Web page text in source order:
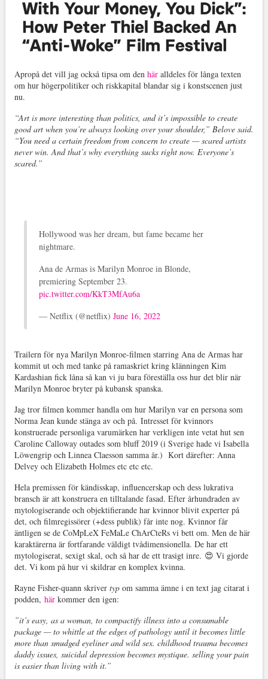
Apropå det vill jag också tipsa om den häralldeles för långa texten
om hur högerpolitiker och riskkapital blandar sig i konstscenen just
nu.
“Art is more interesting than politics, and it’s impossible to create
good art when you’re always looking over your shoulder,” Belove said.
“You need a certain freedom from concern to create — scared artists
never win. And that’s why everything sucks right now. Everyone’s
scared.”
Hollywood was her dream, but fame became her
nightmare.
Ana de Armas is Marilyn Monroe in Blonde,
premiering September 23.
pic.twitter.com/KkT3MfAu6a
— Netflix (@netflix) June 16, 2022
Trailern för nya Marilyn Monroe-filmen starring Ana de Armas har
kommit ut och med tanke på ramaskriet kring klänningen Kim
Kardashian fick låna så kan vi ju bara föreställa oss hur det blir när
Marilyn Monroe bryter på kubansk spanska.
Jag tror filmen kommer handla om hur Marilyn var en persona som
Norma Jean kunde stänga av och på. Intresset för kvinnors
konstruerade personliga varumärken har verkligen inte vetat hut sen
Caroline Calloway outades som bluff 2019 (i Sverige hade vi Isabella
Löwengrip och Linnea Claesson samma år.) Kort därefter: Anna
Delvey och Elizabeth Holmes etc etc etc.
Hela premissen för kändisskap, influencerskap och dess lukrativa
bransch är att konstruera en tilltalande fasad. Efter århundraden av
mytologiserande och objektifierande har kvinnor blivit experter på
det, och filmregissörer (+dess publik) får inte nog. Kvinnor får
äntligen se de CoMpLeX FeMaLe ChArCteRs vi bett om. Men de här
karaktärerna är fortfarande väldigt tvådimensionella. De har ett
mytologiserat, sexigt skal, och så har de ett trasigt inre. 😍 Vi gjorde
det. Vi kom på hur vi skildrar en komplex kvinna.
Rayne Fisher-quann skriver typom samma ämne i en text jag citarat i
podden, härkommer den igen:
”it’s easy, as a woman, to compactify illness into a consumable
package — to whittle at the edges of pathology until it becomes little
more than smudged eyeliner and wild sex. childhood trauma becomes
daddy issues, suicidal depression becomes mystique. selling your pain
is easier than living with it.”